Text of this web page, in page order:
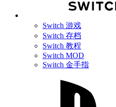
Switch 游戏
Switch 存档
Switch 教程
Switch MOD
Switch 金手指